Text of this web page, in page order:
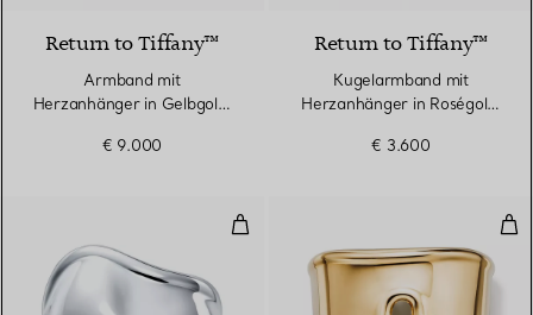
Return to Tiffany™
Armband mit
Herzanhänger in Gelbgold,
€ 9.000
Return to Tiffany™
Kugelarmband mit
Herzanhänger in Roségold,
€ 3.600
Kleiner Bone Cuff in